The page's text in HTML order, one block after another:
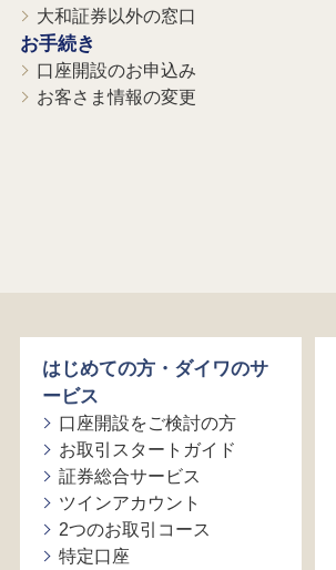
大和証券以外の窓口
お手続き
口座開設のお申込み
お客さま情報の変更
はじめての方・ダイワのサ
ービス
口座開設をご検討の方
お取引スタートガイド
証券総合サービス
ツインアカウント
2つのお取引コース
特定口座